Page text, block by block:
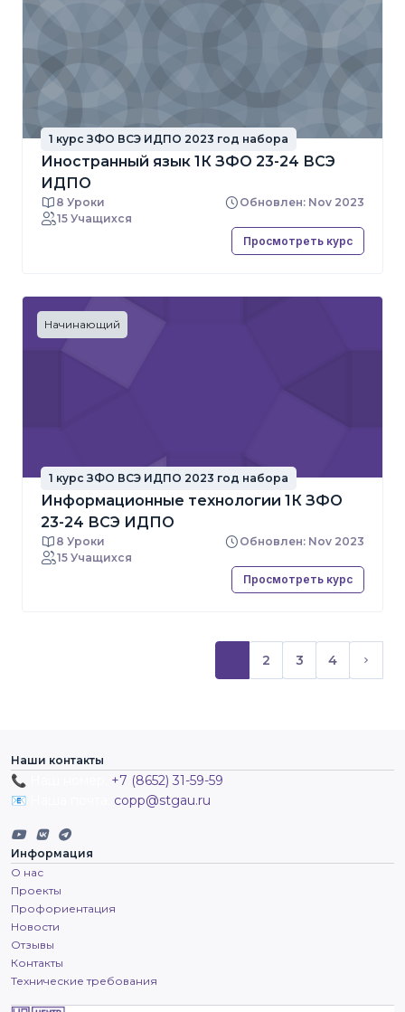
1 курс ЗФО ВСЭ ИДПО 2023 год набора
Иностранный язык 1К ЗФО 23-24 ВСЭ
ИДПО
8 Уроки
Обновлен: Nov 2023
15 Учащихся
Просмотреть курс
Начинающий
1 курс ЗФО ВСЭ ИДПО 2023 год набора
Информационные технологии 1К ЗФО
23-24 ВСЭ ИДПО
8 Уроки
Обновлен: Nov 2023
15 Учащихся
Просмотреть курс
(текущий)
2 3 4
Наши контакты
📞 Наш номер: +7 (8652) 31-59-59
📧 Наша почта: copp@stgau.ru
Информация
О нас
Проекты
Профориентация
Новости
Отзывы
Контакты
Технические требования